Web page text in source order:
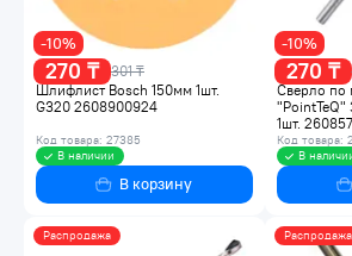
270 ₸ 301 ₸
-10%
Шлифлист Bosch 150мм 1шт.
G320 2608900924
Код товара: 27385
В наличии
В корзину
270 ₸
-10%
Сверло по
"PointTeQ"
1шт.
Код товара:
В
Распродажа Распродажа